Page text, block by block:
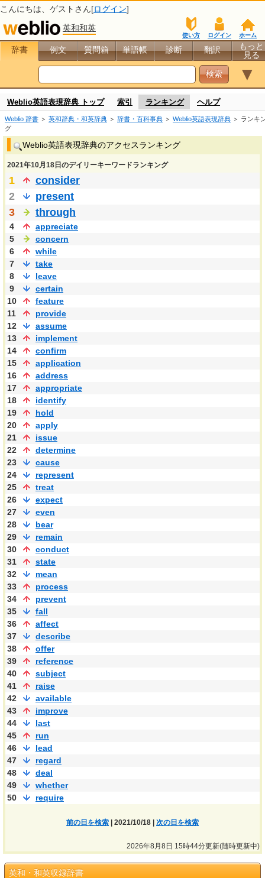
こんにちは、 ゲスト さん[ログイン]
英和和英
ホーム
ログイン
使い方
辞書 例文 質問箱 単語帳 診断 翻訳
もっと
見る
▼
Weblio英語表現辞典 トップ 索引 ランキング ヘルプ
Weblio 辞書 ＞ 英和辞典・和英辞典 ＞ 辞書・百科事典 ＞ Weblio英語表現辞典 ＞ ランキ
グ
Weblio英語表現辞典のアクセスランキング
2021年10月18日のデイリーキーワードランキング
1
consider
2
present
3
through
4
appreciate
5
concern
6
while
7
take
8
leave
9
certain
10
feature
11
provide
12
assume
13
implement
14
confirm
15
application
16
address
17
appropriate
18
identify
19
hold
20
apply
21
issue
22
determine
23
cause
24
represent
25
treat
26
expect
27
even
28
bear
29
remain
30
conduct
31
state
32
mean
33
process
34
prevent
35
fall
36
affect
37
describe
38
offer
39
reference
40
subject
41
raise
42
available
43
improve
44
last
45
run
46
lead
47
regard
48
deal
49
whether
50
require
前の日を検索 | 2021/10/18 | 次の日を検索
2026年8月8日 15時44分更新(随時更新中)
英和・和英収録辞書